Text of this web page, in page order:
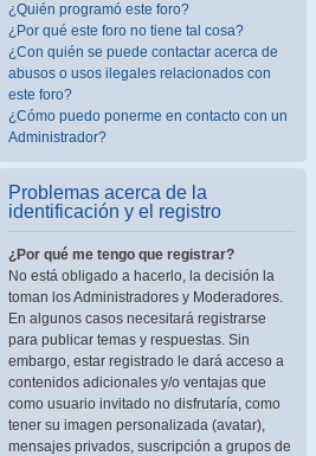
¿Quién programó este foro?
¿Por qué este foro no tiene tal cosa?
¿Con quién se puede contactar acerca de
abusos o usos ilegales relacionados con
este foro?
¿Cómo puedo ponerme en contacto con un
Administrador?
Problemas acerca de la
identificación y el registro
¿Por qué me tengo que registrar?
No está obligado a hacerlo, la decisión la
toman los Administradores y Moderadores.
En algunos casos necesitará registrarse
para publicar temas y respuestas. Sin
embargo, estar registrado le dará acceso a
contenidos adicionales y/o ventajas que
como usuario invitado no disfrutaría, como
tener su imagen personalizada (avatar),
mensajes privados, suscripción a grupos de